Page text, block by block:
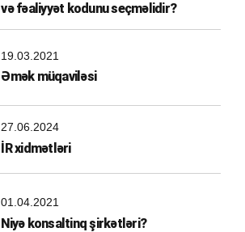
və fəaliyyət kodunu seçməlidir?
19.03.2021
Əmək müqaviləsi
27.06.2024
İR xidmətləri
01.04.2021
Niyə konsaltinq şirkətləri?